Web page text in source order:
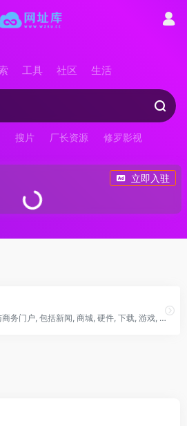
工具 社区 生活
搜片 厂长资源 修罗影视
立即入驻
中国领先的IT信息与商务门户, 包括新闻, 商城, 硬件, 下载, 游戏, 手机, 评测等40个大型频道，每天发布大量各类产品促销信息及文章专题，是IT行业的厂商, 经销商, IT产品, 解决方案的提供场所